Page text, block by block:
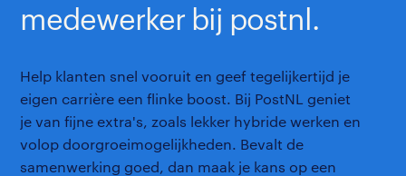
medewerker bij postnl.
Help klanten snel vooruit en geef tegelijkertijd je
eigen carrière een flinke boost. Bij PostNL geniet
je van fijne extra's, zoals lekker hybride werken en
volop doorgroeimogelijkheden. Bevalt de
samenwerking goed, dan maak je kans op een